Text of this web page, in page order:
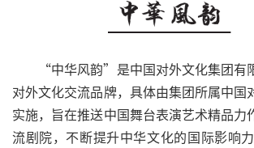
“中华风韵”是中国对外文化集团有
对外文化交流品牌，具体由集团所属中国
实施，旨在推送中国舞台表演艺术精品力
流剧院，不断提升中华文化的国际影响